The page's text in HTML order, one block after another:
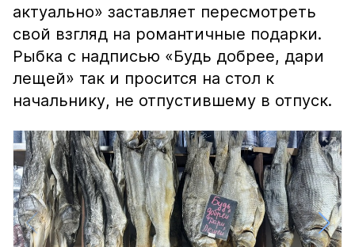
актуально» заставляет пересмотреть
свой взгляд на романтичные подарки.
Рыбка с надписью «Будь добрее, дари
лещей» так и просится на стол к
начальнику, не отпустившему в отпуск.